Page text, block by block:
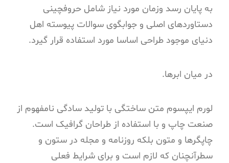
به پایان رسد وزمان مورد نیاز شامل حروفچینی
دستاوردهای اصلی و جوابگوی سوالات پیوسته اهل
دنیای موجود طراحی اساسا مورد استفاده قرار گیرد.
در میان ابرها.
لورم ایپسوم متن ساختگی با تولید سادگی نامفهوم از
صنعت چاپ و با استفاده از طراحان گرافیک است.
چاپگرها و متون بلکه روزنامه و مجله در ستون و
سطرآنچنان که لازم است و برای شرایط فعلی